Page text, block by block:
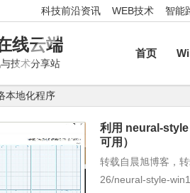
科技前沿资讯 WEB技术 智能
线云端
技术分享站
首页
本地化程序
利用 neural-style
可用）
转载自晨旭博客，
26/neural-style-